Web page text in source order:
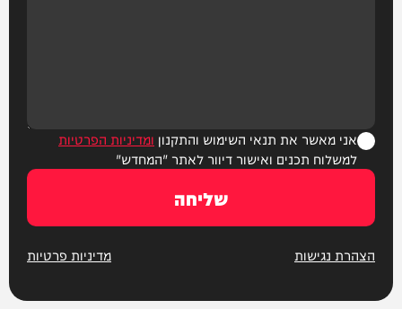
אני מאשר את תנאי השימוש והתקנון ומדיניות הפרטיות
למשלוח תכנים ואישור דיוור לאתר "המחדש"
שליחה
הצהרת נגישות מדיניות פרטיות